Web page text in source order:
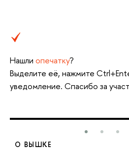
Нашли опечатку?
Выделите её, нажмите
уведомление. Спасибо за
О ВЫШКЕ